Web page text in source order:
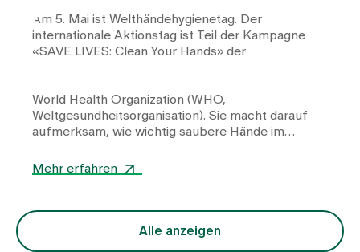
Am 5. Mai ist Welthändehygienetag. Der
internationale Aktionstag ist Teil der Kampagne
«SAVE LIVES: Clean Your Hands» der
World Health Organization (WHO,
Weltgesundheitsorganisation). Sie macht darauf
aufmerksam, wie wichtig saubere Hände im
Mehr erfahren
Alle anzeigen